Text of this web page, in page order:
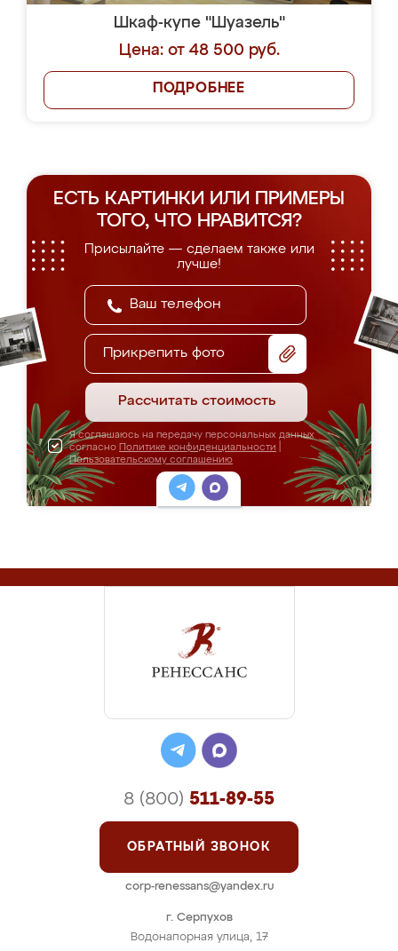
Шкаф-купе "Шуазель"
Цена: от 48 500 руб.
ПОДРОБНЕЕ
ЕСТЬ КАРТИНКИ ИЛИ ПРИМЕРЫ
ТОГО, ЧТО НРАВИТСЯ?
Присылайте — сделаем также или
лучше!
Прикрепить фото
Рассчитать стоимость
Я соглашаюсь на передачу персональных данных
согласно Политике конфиденциальности
Пользовательскому соглашению
г. Серпухов
Водонапорная улица, 17
8 (800) 511-89-55
ОБРАТНЫЙ ЗВОНОК
corp-renessans@yandex.ru